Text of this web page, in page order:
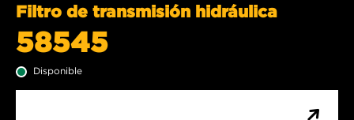
Filtro de transmisión hidráulica
58545
Disponible